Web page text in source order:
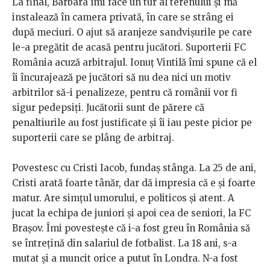
instalează în camera privată, în care se strâng ei
după meciuri. O ajut să aranjeze sandvișurile pe care
le-a pregătit de acasă pentru jucători. Suporterii FC
România acuză arbitrajul. Ionuț Vintilă îmi spune că el
îi încurajează pe jucători să nu dea nici un motiv
arbitrilor să-i penalizeze, pentru că românii vor fi
sigur pedepsiți. Jucătorii sunt de părere că
penaltiurile au fost justificate și îi iau peste picior pe
suporterii care se plâng de arbitraj.
Povestesc cu Cristi Iacob, fundaș stânga. La 25 de ani,
Cristi arată foarte tânăr, dar dă impresia că e și foarte
matur. Are simțul umorului, e politicos și atent. A
jucat la echipa de juniori și apoi cea de seniori, la FC
Brașov. Îmi povestește că i-a fost greu în România să
se întrețină din salariul de fotbalist. La 18 ani, s-a
mutat și a muncit orice a putut în Londra. N-a fost